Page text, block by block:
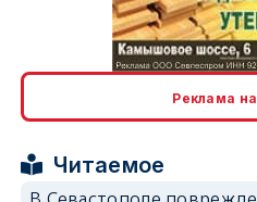
Реклама
Читаемое